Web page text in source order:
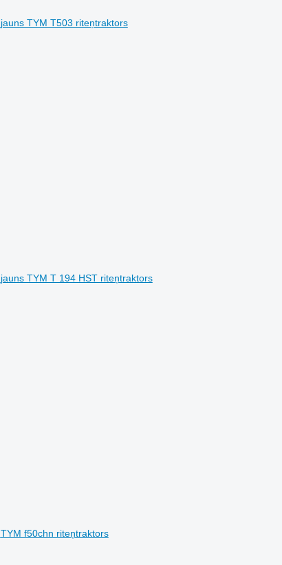
jauns TYM T503 riteņtraktors
jauns TYM T 194 HST riteņtraktors
TYM f50chn riteņtraktors